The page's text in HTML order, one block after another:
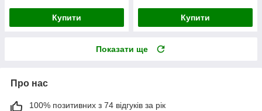
Купити Купити
Показати ще
Про нас
100% позитивних з 74 відгуків за рік